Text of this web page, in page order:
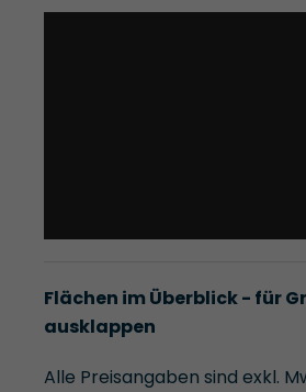
Flächen im Überblick - für
ausklappen
Alle Preisangaben sind exkl.